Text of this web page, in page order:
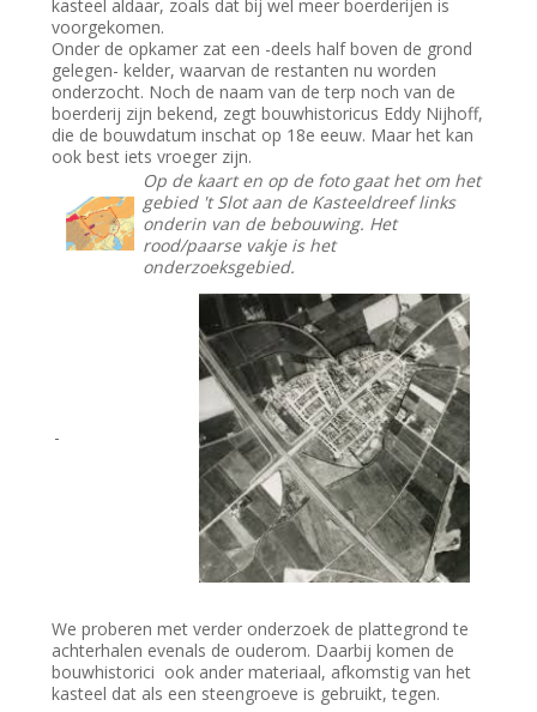
kasteel aldaar, zoals dat bij wel meer boerderijen is
voorgekomen.
Onder de opkamer zat een -deels half boven de grond
gelegen- kelder, waarvan de restanten nu worden
onderzocht. Noch de naam van de terp noch van de
boerderij zijn bekend, zegt bouwhistoricus Eddy Nijhoff,
die de bouwdatum inschat op 18e eeuw. Maar het kan
ook best iets vroeger zijn.
Op de kaart en op de foto gaat het om het
gebied 't Slot aan de Kasteeldreef links
onderin van de bebouwing. Het
rood/paarse vakje is het
onderzoeksgebied.
-
We proberen met verder onderzoek de plattegrond te
achterhalen evenals de ouderom. Daarbij komen de
bouwhistorici ook ander materiaal, afkomstig van het
kasteel dat als een steengroeve is gebruikt, tegen.